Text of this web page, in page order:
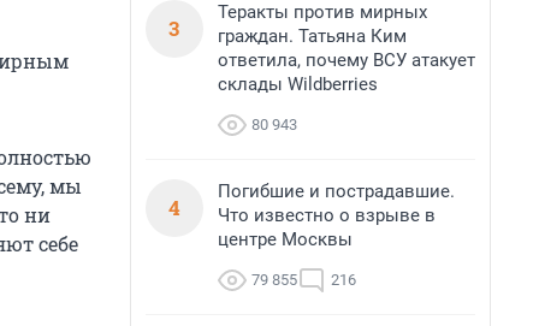
мы
ни
себе
3
Теракты против мирных
граждан. Татьяна Ким
ответила, почему ВСУ атакует
склады Wildberries
80 943
4
Погибшие и пострадавшие.
Что известно о взрыве в
центре Москвы
79 855 216